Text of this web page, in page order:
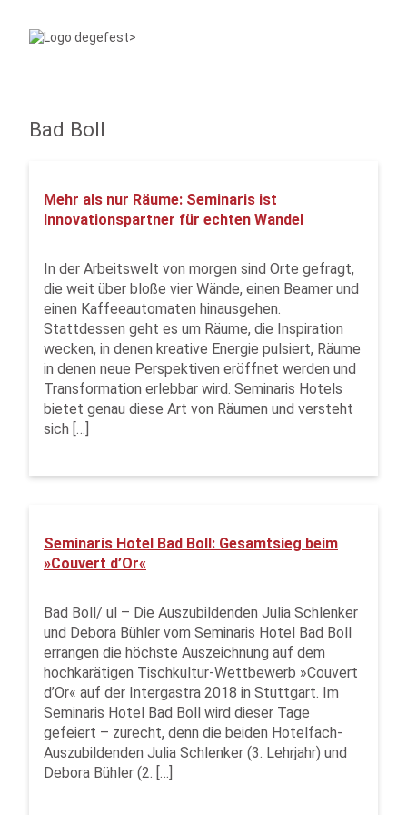
Bad Boll
Mehr als nur Räume: Seminaris ist
Innovationspartner für echten Wandel
In der Arbeitswelt von morgen sind Orte gefragt,
die weit über bloße vier Wände, einen Beamer und
einen Kaffeeautomaten hinausgehen.
Stattdessen geht es um Räume, die Inspiration
wecken, in denen kreative Energie pulsiert, Räume
in denen neue Perspektiven eröffnet werden und
Transformation erlebbar wird. Seminaris Hotels
bietet genau diese Art von Räumen und versteht
sich […]
Seminaris Hotel Bad Boll: Gesamtsieg beim
»Couvert d’Or«
Bad Boll/ ul – Die Auszubildenden Julia Schlenker
und Debora Bühler vom Seminaris Hotel Bad Boll
errangen die höchste Auszeichnung auf dem
hochkarätigen Tischkultur-Wettbewerb »Couvert
d’Or« auf der Intergastra 2018 in Stuttgart. Im
Seminaris Hotel Bad Boll wird dieser Tage
gefeiert – zurecht, denn die beiden Hotelfach-
Auszubildenden Julia Schlenker (3. Lehrjahr) und
Debora Bühler (2. […]